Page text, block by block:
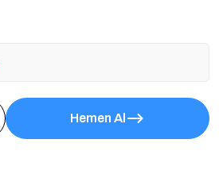
Hemen Al